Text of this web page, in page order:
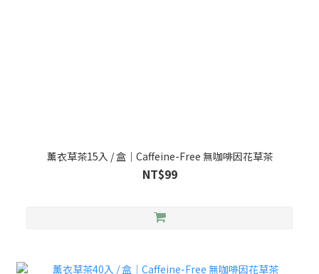
薰衣草茶15入 / 盒｜Caffeine-Free 無咖啡因花草茶
NT$99